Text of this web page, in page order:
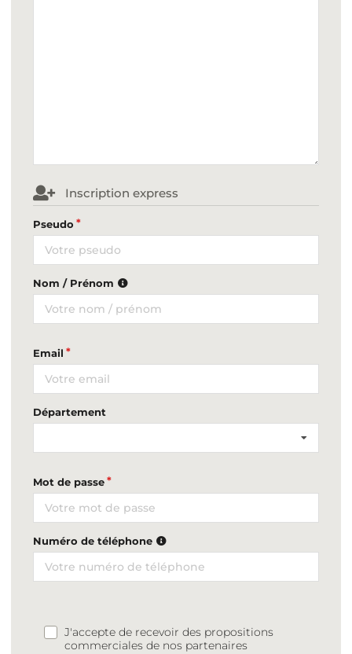
Inscription express
Pseudo
Nom / Prénom
Email
Département
Mot de passe
Numéro de téléphone
J'accepte de recevoir des propositions
commerciales de nos partenaires